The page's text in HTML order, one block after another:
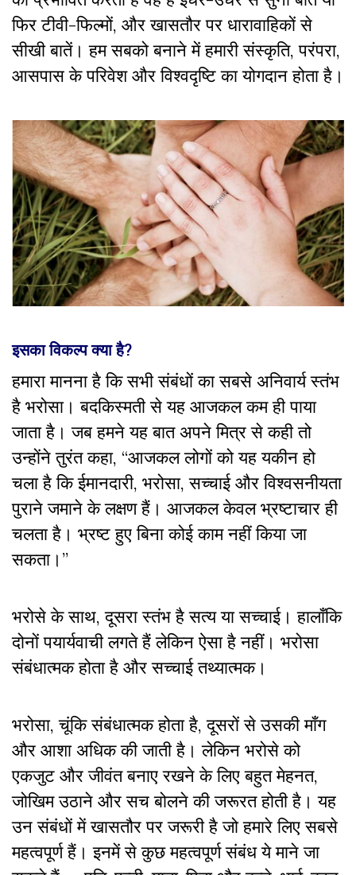
फिर टीवी-फिल्मों, और खासतौर पर धारावाहिकों से
सीखी बातें। हम सबको बनाने में हमारी संस्कृति, परंपरा,
आसपास के परिवेश और विश्वदृष्टि का योगदान होता है।
इसका विकल्प क्या है?
हमारा मानना है कि सभी संबंधों का सबसे अनिवार्य स्तंभ
है भरोसा। बदकिस्मती से यह आजकल कम ही पाया
जाता है। जब हमने यह बात अपने मित्र से कही तो
उन्होंने तुरंत कहा, “आजकल लोगों को यह यकीन हो
चला है कि ईमानदारी, भरोसा, सच्चाई और विश्वसनीयता
पुराने जमाने के लक्षण हैं। आजकल केवल भ्रष्टाचार ही
चलता है। भ्रष्ट हुए बिना कोई काम नहीं किया जा
सकता।”
भरोसे के साथ, दूसरा स्तंभ है सत्य या सच्चाई। हालाँकि
दोनों पयार्यवाची लगते हैं लेकिन ऐसा है नहीं। भरोसा
संबंधात्मक होता है और सच्चाई तथ्यात्मक।
भरोसा, चूंकि संबंधात्मक होता है, दूसरों से उसकी माँग
और आशा अधिक की जाती है। लेकिन भरोसे को
एकजुट और जीवंत बनाए रखने के लिए बहुत मेहनत,
जोखिम उठाने और सच बोलने की जरूरत होती है। यह
उन संबंधों में खासतौर पर जरूरी है जो हमारे लिए सबसे
महत्वपूर्ण हैं। इनमें से कुछ महत्वपूर्ण संबंध ये माने जा